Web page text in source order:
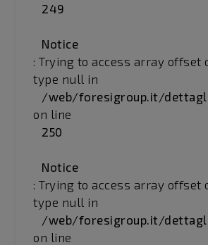
249
Notice
: Trying to access array offset
type null in
/web/foresigroup.it/
on line
250
Notice
: Trying to access array offset
type null in
/web/foresigroup.it/
on line